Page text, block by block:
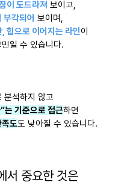
이 도드라져 보이고,
부각되어 보이며,
힙으로 이어지는 라인이
일 수 있습니다.
분석하지 않고
는 기준으로 접근하면
도도 낮아질 수 있습니다.
서 중요한 것은